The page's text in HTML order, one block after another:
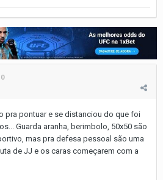
pra pontuar e se distanciou do que foi
Guarda aranha, berimbolo, 50x50 são
mas pra defesa pessoal são uma
de JJ e os caras começarem com a